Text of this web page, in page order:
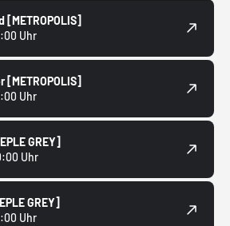
[METROPOLIS]
Uhr
[METROPOLIS]
Uhr
GREY]
Uhr
GREY]
Uhr